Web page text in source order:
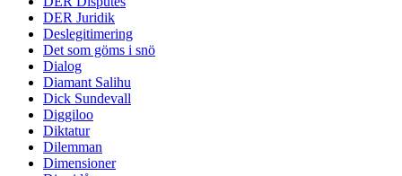
DER Juridik
Deslegitimering
Det som göms i snö
Dialog
Diamant Salihu
Dick Sundevall
Diggiloo
Diktatur
Dilemman
Dimensioner